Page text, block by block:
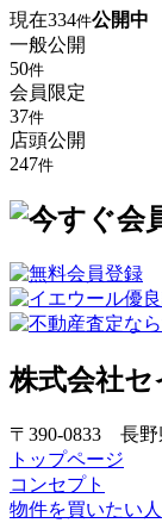
現在334件公開中
一般公開
50件
会員限定
37件
店頭公開
247件
株式会社セ
〒390-0833 長野
トップページ
コンセプト
物件を買いたい人